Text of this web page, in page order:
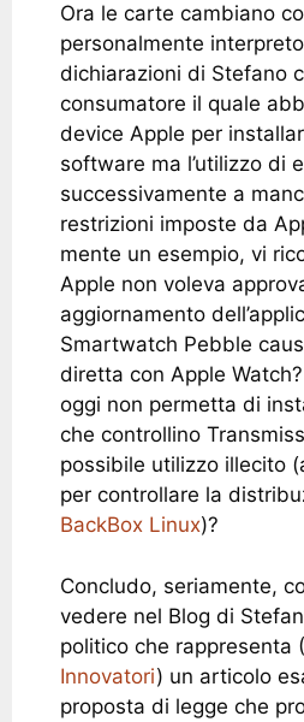
Ora le carte cambiano
personalmente
dichiarazioni di Stefano
consumatore il quale
device Apple per
software ma l’utilizzo di
successivamente a
restrizioni imposte da
mente un esempio, vi
Apple non voleva
aggiornamento
Smartwatch Pebble
diretta con Apple
oggi non permetta di
che controllino
possibile utilizzo illecito
per controllare la
BackBox Linux)?
Concludo, seriamente,
vedere nel Blog di
politico che rappresenta (
Innovatori) un articolo
proposta di legge che